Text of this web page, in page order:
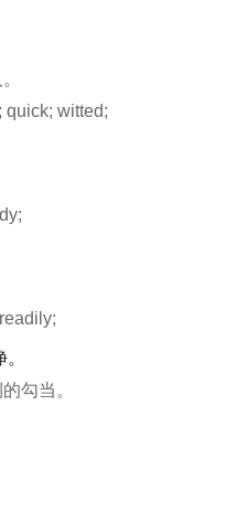
quick; witted;
勾当。